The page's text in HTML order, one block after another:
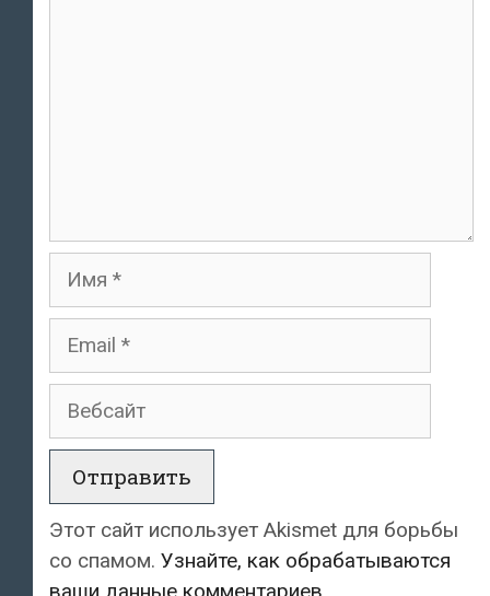
Имя
Email
Вебсайт
Этот сайт использует Akismet для борьбы
со спамом. Узнайте, как обрабатываются
ваши данные комментариев